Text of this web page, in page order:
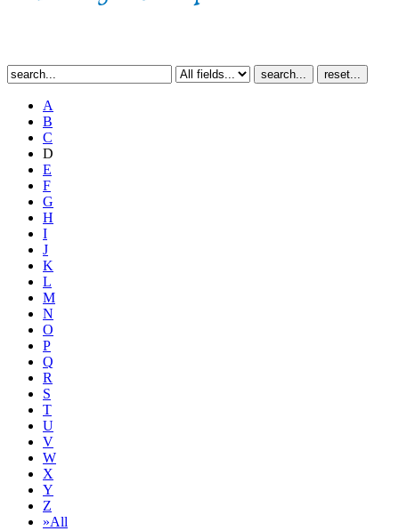
A
B
C
D
E
F
G
H
I
J
K
L
M
N
O
P
Q
R
S
T
U
V
W
X
Y
Z
»All